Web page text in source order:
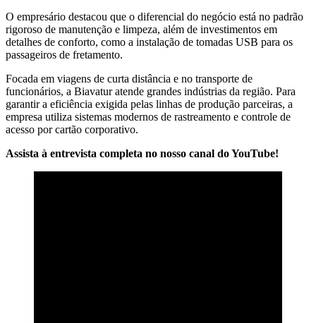
O empresário destacou que o diferencial do negócio está no padrão
rigoroso de manutenção e limpeza, além de investimentos em
detalhes de conforto, como a instalação de tomadas USB para os
passageiros de fretamento.
Focada em viagens de curta distância e no transporte de
funcionários, a Biavatur atende grandes indústrias da região. Para
garantir a eficiência exigida pelas linhas de produção parceiras, a
empresa utiliza sistemas modernos de rastreamento e controle de
acesso por cartão corporativo.
Assista à entrevista completa no nosso canal do YouTube!